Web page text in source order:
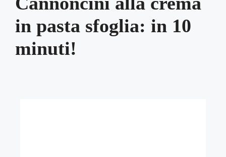
in pasta sfoglia: in 10
minuti!